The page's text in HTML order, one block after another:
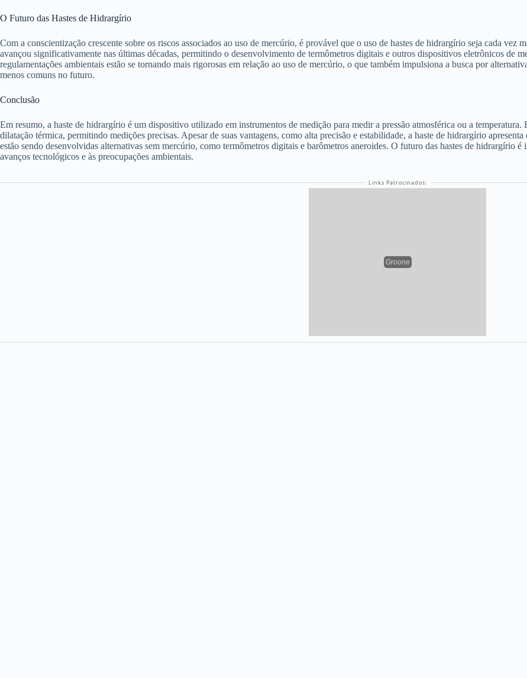
O Futuro das Hastes de Hidrargírio
Com a conscientização crescente sobre os riscos associados ao uso de mercúrio, é provável que o uso de hastes de hidrargírio seja cada
avançou significativamente nas últimas décadas, permitindo o desenvolvimento de termômetros digitais e outros dispositivos eletrônicos de
regulamentações ambientais estão se tornando mais rigorosas em relação ao uso de mercúrio, o que também impulsiona a busca por
menos comuns no futuro.
Conclusão
Em resumo, a haste de hidrargírio é um dispositivo utilizado em instrumentos de medição para medir a pressão atmosférica ou a
dilatação térmica, permitindo medições precisas. Apesar de suas vantagens, como alta precisão e estabilidade, a haste de hidrargírio
estão sendo desenvolvidas alternativas sem mercúrio, como termômetros digitais e barômetros aneroides. O futuro das hastes de hidrargírio
avanços tecnológicos e às preocupações ambientais.